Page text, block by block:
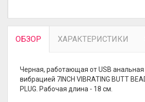
ОБЗОР ХАРАКТЕРИСТИКИ
Черная, работающая от USB анальная
вибрацией 7INCH VIBRATING BUTT
PLUG. Рабочая длина - 18 см.